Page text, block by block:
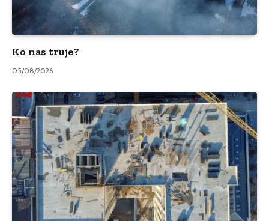
Ko nas truje?
05/08/2026